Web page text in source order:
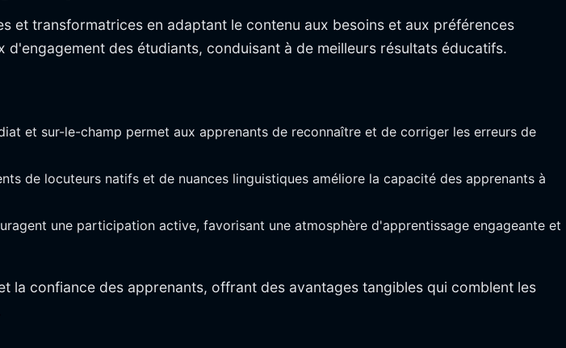
et transformatrices en adaptant le contenu aux besoins et aux préférences
des étudiants, conduisant à de meilleurs résultats éducatifs.
et sur-le-champ permet aux apprenants de reconnaître et de corriger les erreurs de
de locuteurs natifs et de nuances linguistiques améliore la capacité des apprenants à
une participation active, favorisant une atmosphère d'apprentissage engageante et
confiance des apprenants, offrant des avantages tangibles qui comblent les